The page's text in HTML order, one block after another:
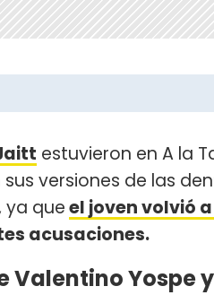
estuvieron en A la
versiones de las
ya queel joven volvió
acusaciones.
Valentino Yospe